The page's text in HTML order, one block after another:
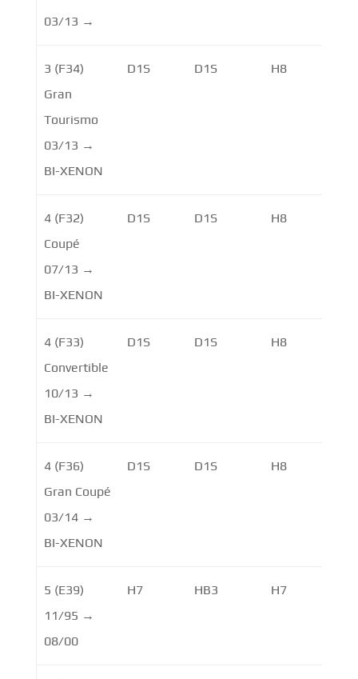
03/13 →
3 (F34)
Gran
Tourismo
03/13 →
BI-XENON
D1S D1S H8
4 (F32)
Coupé
07/13 →
BI-XENON
D1S D1S H8
4 (F33)
Convertible
10/13 →
BI-XENON
D1S D1S H8
4 (F36)
Gran Coupé
03/14 →
BI-XENON
D1S D1S H8
5 (E39)
11/95 →
08/00
H7 HB3 H7